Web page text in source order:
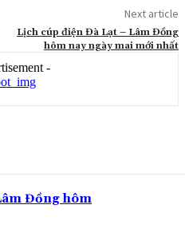
Next article
Lịch cúp điện Đà Lạt – Lâm Đồng
hôm nay ngày mai mới nhất
-
Đồng hôm